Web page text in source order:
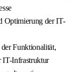
Optimierung der IT-
Funktionalität,
IT-Infrastruktur